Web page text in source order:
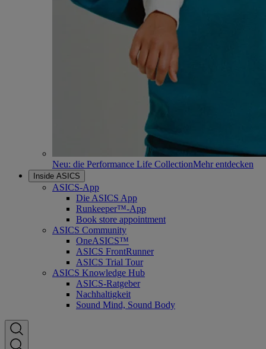
Neu: die Performance Life CollectionMehr entdecken
Inside ASICS
ASICS-App
Die ASICS App
Runkeeper™-App
Book store appointment
ASICS Community
OneASICS™
ASICS FrontRunner
ASICS Trial Tour
ASICS Knowledge Hub
ASICS-Ratgeber
Nachhaltigkeit
Sound Mind, Sound Body